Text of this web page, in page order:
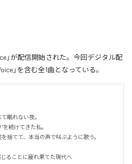
」が配信開始された。今回デジタル配
」を含む全1曲となっている。
眠れない夜。
を続けてきた私。
捨てて、本当の声で叫ぶように歌う。
じることに疲れ果てた現代へ